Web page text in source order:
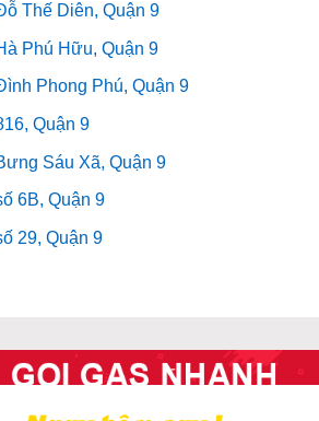
Thế Diên, Quận 9
Phú Hữu, Quận 9
Phong Phú, Quận 9
Quận 9
Sáu Xã, Quận 9
6B, Quận 9
29, Quận 9